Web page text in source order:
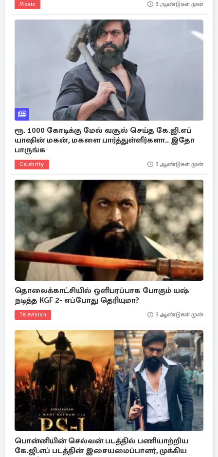
Movie 3 ஆண்டுகள் முன்
ரூ. 1000 கோடிக்கு மேல் வசூல் செய்த கே.ஜி.எப்
யாஷின் மகன், மகளை பார்த்துள்ளீர்களா.. இதோ
பாருங்க
Celebrity 3 ஆண்டுகள் முன்
தொலைக்காட்சியில் ஒளிபரப்பாக போகும் யஷ்
நடித்த KGF 2- எப்போது தெரியுமா?
Television 3 ஆண்டுகள் முன்
பொன்னியின் செல்வன் படத்தில் பணியாற்றிய
கே.ஜி.எப் படத்தின் இசையமைப்பாளர், முக்கிய